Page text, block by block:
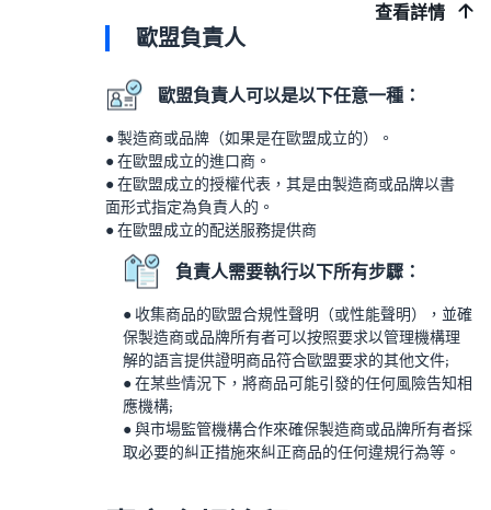
查看詳情
歐盟負責人
歐盟負責人可以是以下任意一種：
● 製造商或品牌（如果是在歐盟成立的）。
● 在歐盟成立的進口商。
● 在歐盟成立的授權代表，其是由製造商或品牌以書
面形式指定為負責人的。
● 在歐盟成立的配送服務提供商
負責人需要執行以下所有步驟：
● 收集商品的歐盟合規性聲明（或性能聲明），並確
保製造商或品牌所有者可以按照要求以管理機構理
解的語言提供證明商品符合歐盟要求的其他文件;
● 在某些情況下，將商品可能引發的任何風險告知相
應機構;
● 與市場監管機構合作來確保製造商或品牌所有者採
取必要的糾正措施來糾正商品的任何違規行為等。